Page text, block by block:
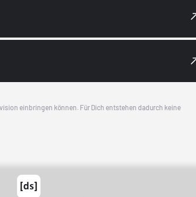
einbringen können. Für Dich entstehen dadurch keine